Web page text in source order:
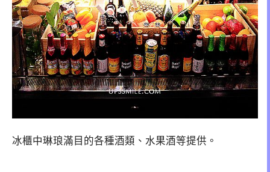
冰櫃中琳琅滿目的各種酒類、水果酒等提供。